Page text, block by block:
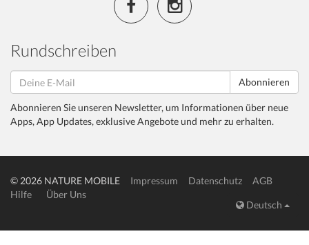
Rundschreiben
Abonnieren
Abonnieren Sie unseren Newsletter, um Informationen über neue
Apps, App Updates, exklusive Angebote und mehr zu erhalten.
© 2026 NATURE MOBILE Impressum Datenschutz
AGB
Hilfe
Über Uns
Deutsch